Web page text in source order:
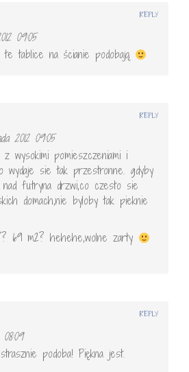
09:05
tablice na ścianie podobają
REPLY
2012 09:05
wysokimi pomieszczeniami i
wydaje sie tak przestronne. gdyby
nad futryna drzwi,co czesto sie
domach,nie byloby tak pieknie
69 m2? hehehe,wolne zarty
REPLY
podoba! Piękna jest.
REPLY